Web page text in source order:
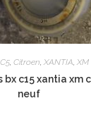
C5, Citroen, XANTIA, XM
bx c15 xantia xm
neuf